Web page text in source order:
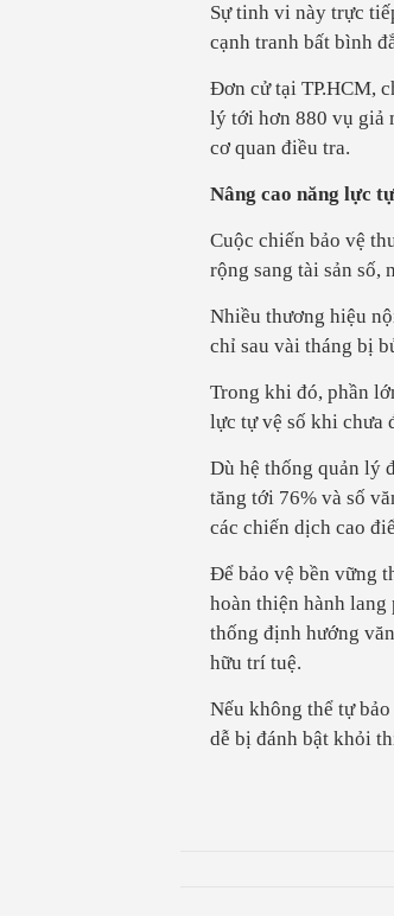
Sự tinh vi này trực
cạnh tranh bất bình
Đơn cử tại TP.HCM,
lý tới hơn 880 vụ giả
cơ quan điều tra.
Nâng cao năng lực
Cuộc chiến bảo vệ
rộng sang tài sản số,
Nhiều thương hiệu
chỉ sau vài tháng bị
Trong khi đó, phần
lực tự vệ số khi chưa
Dù hệ thống quản lý
tăng tới 76% và số
các chiến dịch cao
Để bảo vệ bền vững
hoàn thiện hành
thống định hướng
hữu trí tuệ.
Nếu không thể tự
dễ bị đánh bật khỏi